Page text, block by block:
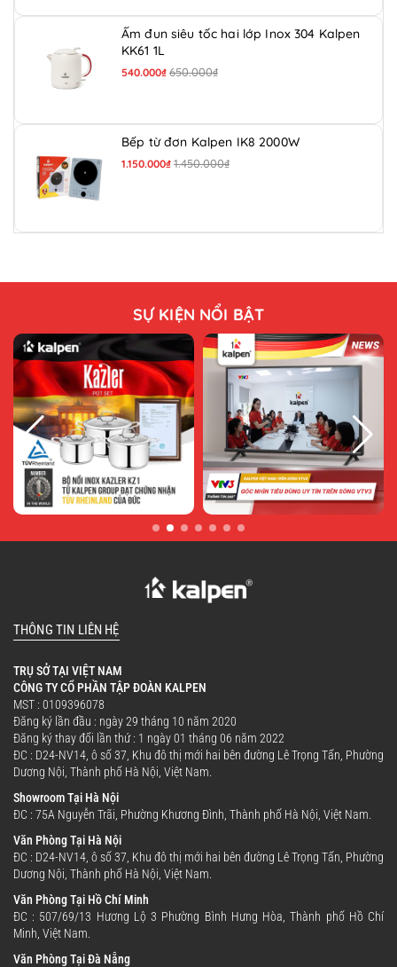
Ấm đun siêu tốc hai lớp Inox 304 Kalpen
KK61 1L
540.000₫ 650.000₫
Bếp từ đơn Kalpen IK8 2000W
1.150.000₫ 1.450.000₫
SỰ KIỆN NỔI BẬT
THÔNG TIN LIÊN HỆ
TRỤ SỞ TẠI VIỆT NAM
CÔNG TY CỔ PHẦN TẬP ĐOÀN KALPEN
MST : 0109396078
Đăng ký lần đầu : ngày 29 tháng 10 năm 2020
Đăng ký thay đổi lần thứ : 1 ngày 01 tháng 06 năm 2022
ĐC : D24-NV14, ô số 37, Khu đô thị mới hai bên đường Lê Trọng Tấn, Phường
Dương Nội, Thành phố Hà Nội, Việt Nam.
Showroom Tại Hà Nội
ĐC : 75A Nguyễn Trãi, Phường Khương Đình, Thành phố Hà Nội, Việt Nam.
Văn Phòng Tại Hà Nội
ĐC : D24-NV14, ô số 37, Khu đô thị mới hai bên đường Lê Trọng Tấn, Phường
Dương Nội, Thành phố Hà Nội, Việt Nam.
Văn Phòng Tại Hồ Chí Minh
ĐC : 507/69/13 Hương Lộ 3 Phường Bình Hưng Hòa, Thành phố Hồ Chí
Minh, Việt Nam.
Văn Phòng Tại Đà Nẵng